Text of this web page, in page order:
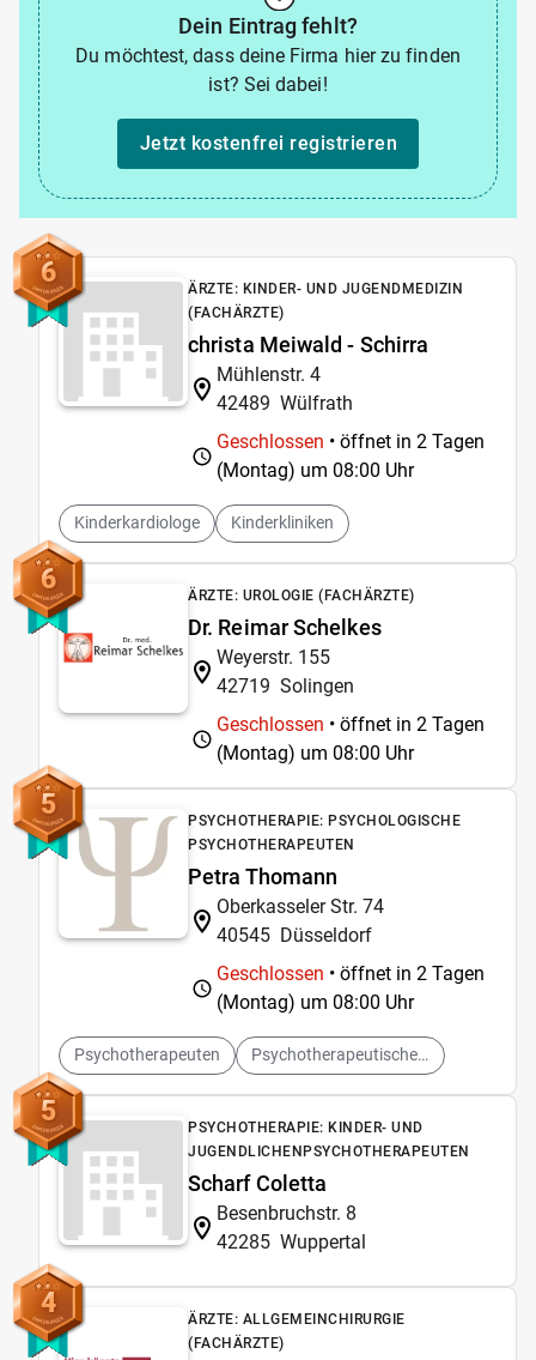
Dein Eintrag fehlt?
Du möchtest, dass deine Firma hier zu finden
ist? Sei dabei!
Jetzt kostenfrei registrieren
6
ÄRZTE: KINDER- UND JUGENDMEDIZIN
(FACHÄRZTE)
christa Meiwald - Schirra
Mühlenstr. 4
42489 Wülfrath
Geschlossen • öffnet in 2 Tagen
(Montag) um 08:00 Uhr
Kinderkardiologe Kinderkliniken
6 ÄRZTE: UROLOGIE (FACHÄRZTE)
Dr. Reimar Schelkes
Weyerstr. 155
42719 Solingen
Geschlossen • öffnet in 2 Tagen
(Montag) um 08:00 Uhr
5
PSYCHOTHERAPIE: PSYCHOLOGISCHE
PSYCHOTHERAPEUTEN
Petra Thomann
Oberkasseler Str. 74
40545 Düsseldorf
Geschlossen • öffnet in 2 Tagen
(Montag) um 08:00 Uhr
Psychotherapeuten Psychotherapeutische Praxen
5
PSYCHOTHERAPIE: KINDER- UND
JUGENDLICHENPSYCHOTHERAPEUTEN
Scharf Coletta
Besenbruchstr. 8
42285 Wuppertal
4
ÄRZTE: ALLGEMEINCHIRURGIE
(FACHÄRZTE)